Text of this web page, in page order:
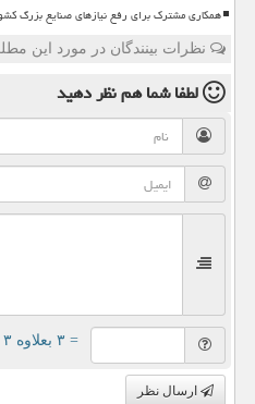
همکاری مشترک برای رفع نیازهای صنایع بزرگ
نظرات بینندگان در مورد این
لطفا شما همنظر دهید
= ۳ بعلاوه ۳
ارسال نظر